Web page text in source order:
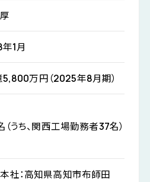
1月
万円（2025年8月期）
（うち、関西工場勤務者37名）
社：高知県高知市布師田